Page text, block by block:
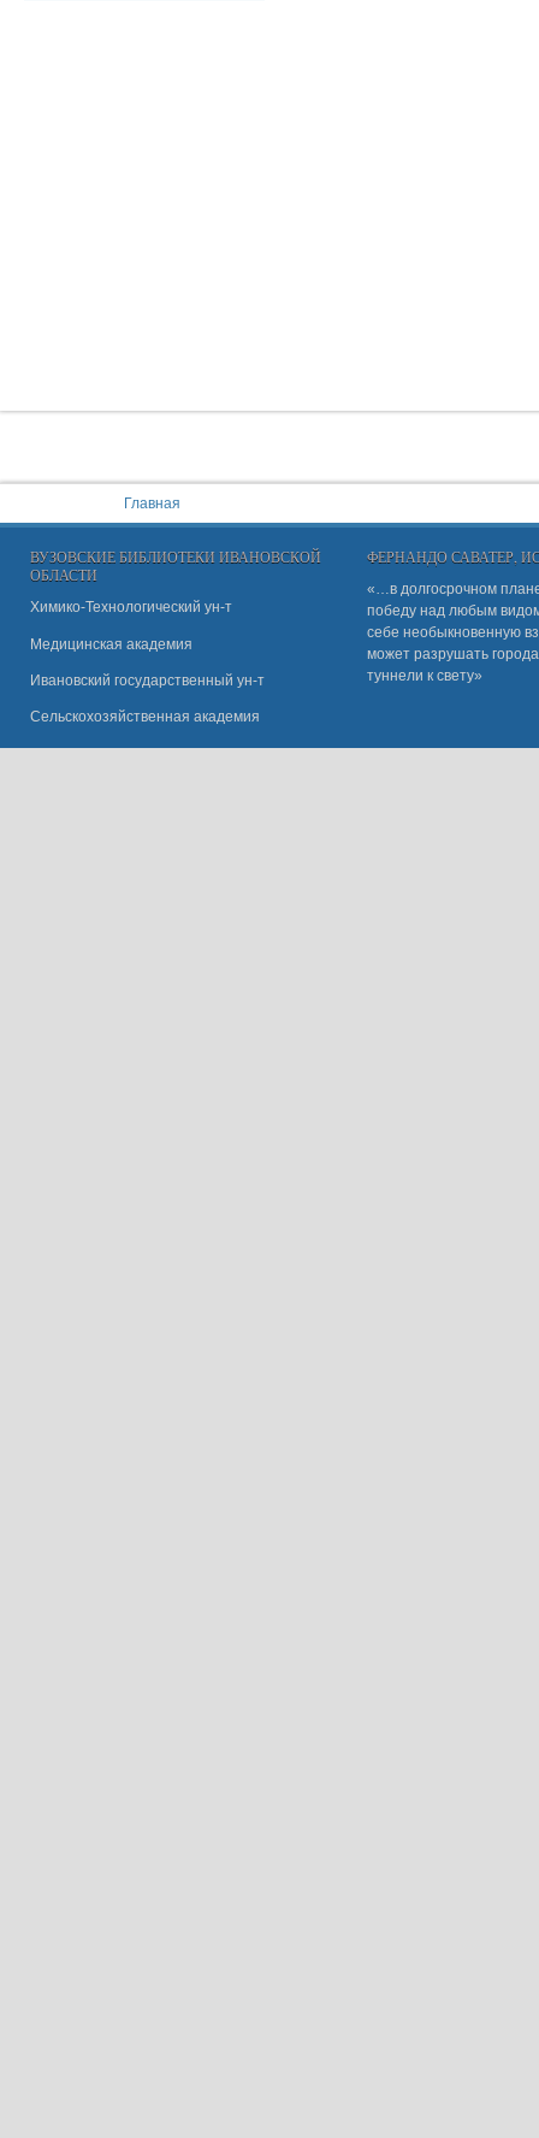
Главная
ВУЗОВСКИЕ БИБЛИОТЕКИ ИВАНОВСКОЙ
ОБЛАСТИ
Химико-Технологический ун-т
Медицинская академия
Ивановский государственный ун-т
Сельскохозяйственная академия
ФЕРНАНДО САВАТЕР,
«…в долгосрочном
победу над любым
себе необыкновенную
может разрушать
туннели к свету»